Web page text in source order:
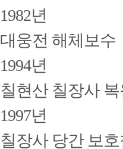
1982년
대웅전 해체보수
1994년
칠현산 칠장사
1997년
칠장사 당간 보호